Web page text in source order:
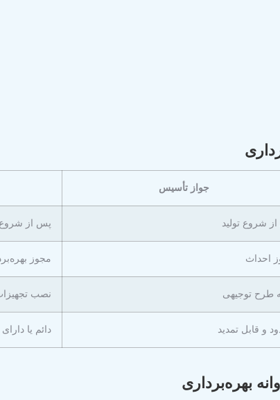
جواز تأسیس
شروع تولید پس از شروع
احداث مجوز
طرح توجیهی نصب
و قابل تمدید دائم یا
بهره‌برداری